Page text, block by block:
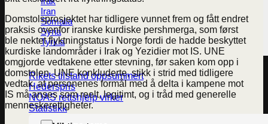
Iran
Somalia
Syria
Tyrkia
Rikets tilstand oppsummert
Hederspris
NOAS rettshjelp virker
Statistikk
Domstolsprosjektet har tidligere vunnet frem og fått endret
praksis ovenfor iranske kurdiske pershmerga, som først
ble nektet flyktningstatus i Norge fordi de hadde beskyttet
kurdiske landområder i Irak og Yezidier mot IS. UNE
omgjorde vedtakene etter stevning, før saken kom opp i
domstolen. UNE konkluderte, stikk i strid med tidligere
vedtak, at personenes formål med å delta i kampene mot
IS må anses som reelt, legitimt, og i tråd med generelle
menneskerettigheter.